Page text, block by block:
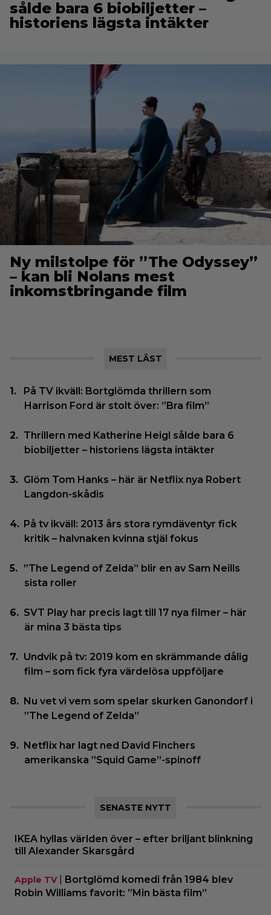
sålde bara 6 biobiljetter –
historiens lägsta intäkter
Ny milstolpe för ”The Odyssey”
– kan bli Nolans mest
inkomstbringande film
MEST LÄST
På TV ikväll: Bortglömda thrillern som
Harrison Ford är stolt över: ”Bra film”
Thrillern med Katherine Heigl sålde bara 6
biobiljetter – historiens lägsta intäkter
Glöm Tom Hanks – här är Netflix nya Robert
Langdon-skådis
På tv ikväll: 2013 års stora rymdäventyr fick
kritik – halvnaken kvinna stjäl fokus
”The Legend of Zelda” blir en av Sam Neills
sista roller
SVT Play har precis lagt till 17 nya filmer – här
är mina 3 bästa tips
Undvik på tv: 2019 kom en skrämmande dålig
film – som fick fyra värdelösa uppföljare
Nu vet vi vem som spelar skurken Ganondorf i
”The Legend of Zelda”
Netflix har lagt ned David Finchers
amerikanska ”Squid Game”-spinoff
SENASTE NYTT
IKEA hyllas världen över – efter briljant blinkning
till Alexander Skarsgård
Apple TV|
Bortglömd komedi från 1984 blev
Robin Williams favorit: ”Min bästa film”